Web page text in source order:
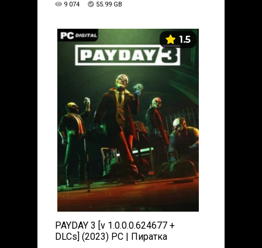
9 074 55.99 GB
1.5
PAYDAY 3 [v 1.0.0.0.624677 +
DLCs] (2023) PC | Пиратка